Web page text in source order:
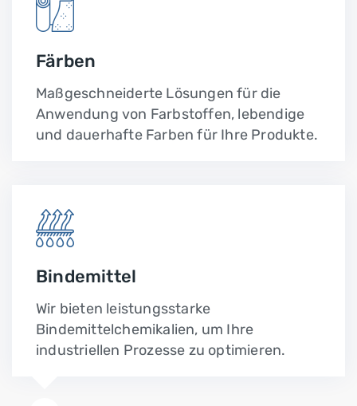
Färben
Maßgeschneiderte Lösungen für die
Anwendung von Farbstoffen, lebendige
und dauerhafte Farben für Ihre Produkte.
Bindemittel
Wir bieten leistungsstarke
Bindemittelchemikalien, um Ihre
industriellen Prozesse zu optimieren.